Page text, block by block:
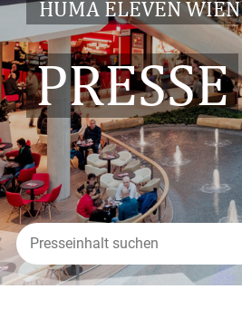
HUMA ELEVEN WIEN
PRESSE
Center
Gastronomie
Service
Logos
Pressemappe
PRESSEKONTAKT